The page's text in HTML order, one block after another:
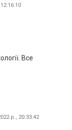
Все
р., 20:33:42